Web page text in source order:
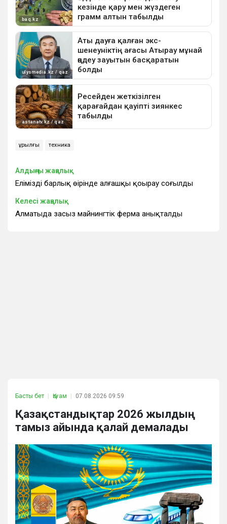
құрылғы техника
Алдыңғы жаңалық
Еліміздің барлық өңірінде алғашқы қоңырау соғылды
Келесі жаңалық
Алматыда заңсыз майнингтік ферма анықталды
Басты бет Қоғам 07.08.2026 09:59
Қазақстандықтар 2026 жылдың
тамыз айында қалай демалады